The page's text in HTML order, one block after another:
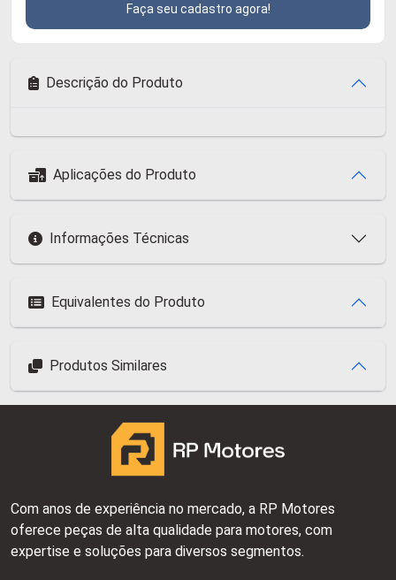
Faça seu cadastro agora!
Descrição do Produto
Aplicações do Produto
Informações Técnicas
Equivalentes do Produto
Produtos Similares
Com anos de experiência no mercado, a RP Motores
oferece peças de alta qualidade para motores, com
expertise e soluções para diversos segmentos.